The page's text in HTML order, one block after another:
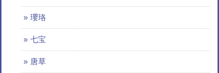
瓔珞
七宝
唐草